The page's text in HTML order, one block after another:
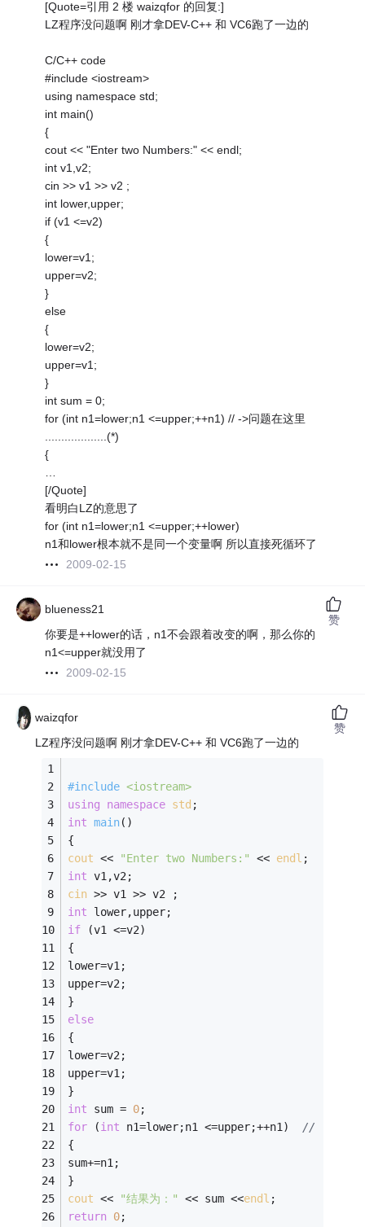
[Quote=引用 2 楼 waizqfor 的回复:]
LZ程序没问题啊 刚才拿DEV-C++ 和 VC6跑了一边的
C/C++ code
#include <iostream>
using namespace std;
int main()
{
cout << "Enter two Numbers:" << endl;
int v1,v2;
cin >> v1 >> v2 ;
int lower,upper;
if (v1 <=v2)
{
lower=v1;
upper=v2;
}
else
{
lower=v2;
upper=v1;
}
int sum = 0;
for (int n1=lower;n1 <=upper;++n1) // ->问题在这里
...................(*)
{
…
[/Quote]
看明白LZ的意思了
for (int n1=lower;n1 <=upper;++lower)
n1和lower根本就不是同一个变量啊 所以直接死循环了
2009-02-15
blueness21
你要是++lower的话，n1不会跟着改变的啊，那么你的
n1<=upper就没用了
2009-02-15
赞
waizqfor
LZ程序没问题啊 刚才拿DEV-C++ 和 VC6跑了一边的
#include <iostream>
using
namespace std ;
int main()
{
cout << "Enter two Numbers:" << endl ;
int v1,v2;
cin >> v1 >> v2 ;
int lower,upper;
if (v1 <=v2)
{
lower=v1;
upper=v2;
}
else
{
lower=v2;
upper=v1;
}
int sum = 0;
for (int n1=lower;n1 <=upper;++n1) // ->问
{
sum+=n1;
}
cout << "结果为：" << sum <<endl ;
return 0;
赞